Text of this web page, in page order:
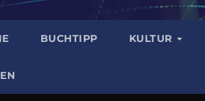
BUCHTIPP KULTUR